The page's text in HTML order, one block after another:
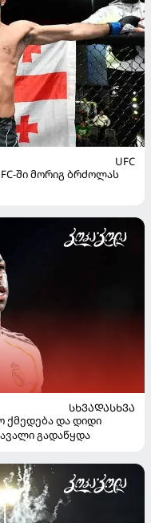
UFC
ში მორიგ ბრძოლას
ᲡᲮᲕᲐᲓᲐᲡᲮᲕᲐ
ქმედება და დიდი
გადაწყდა